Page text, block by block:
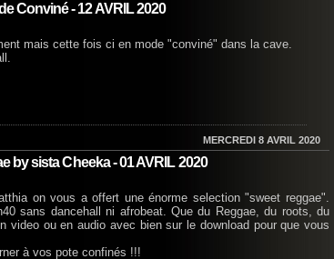
Conviné - 12 AVRIL 2020
mais cette fois ci en mode "conviné" dans la cave.
MERCREDI 8 AVRIL 2020
by sista Cheeka - 01 AVRIL 2020
on vous a offert une énorme selection "sweet reggae".
sans dancehall ni afrobeat. Que du Reggae, du roots, du
video ou en audio avec bien sur le download pour que vous
à vos pote confinés !!!